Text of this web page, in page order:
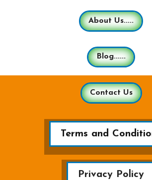
About Us.....
Blog......
Contact Us
Terms and
Privacy Policy